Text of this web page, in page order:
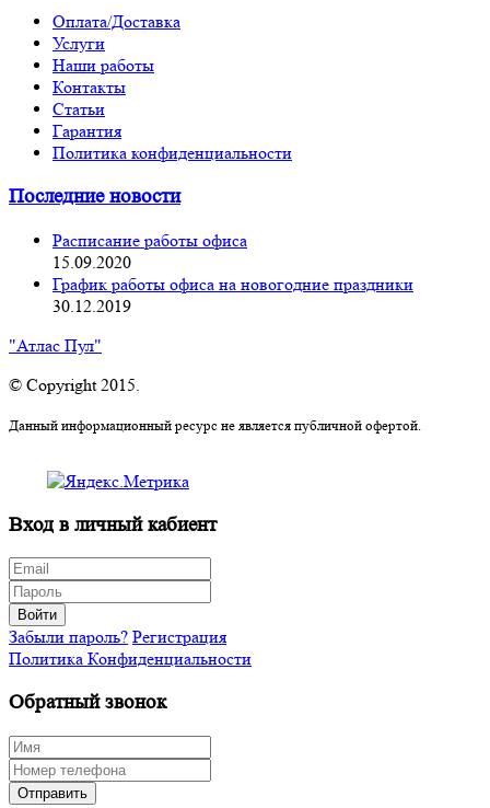
Оплата/Доставка
Услуги
Наши работы
Контакты
Статьи
Гарантия
Политика конфиденциальности
Последние новости
Расписание работы офиса
15.09.2020
График работы офиса на новогодние праздники
30.12.2019
"Атлас Пул"
© Copyright 2015.
Данный информационный ресурс не является публичной офертой.
Вход в личный кабиент
Войти
Забыли пароль? Регистрация
Политика Конфиденциальности
Обратный звонок
Отправить